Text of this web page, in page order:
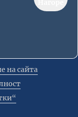
на сайта